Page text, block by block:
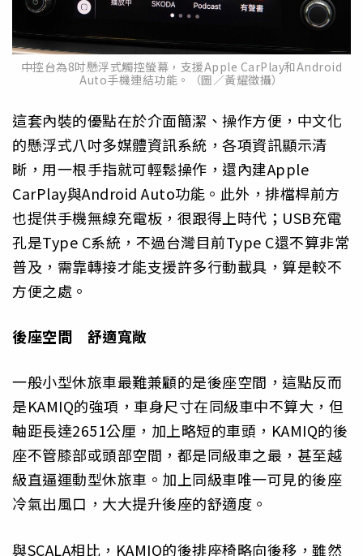
中控台為8吋懸浮式觸控螢幕，支援Apple CarPlay和Android
Auto手機連結功能。（圖／黃耀徵攝）
這套內裝的優點在於介面簡潔、操作方便，中文化
的懸浮式八吋多媒體資訊系統，各項資訊顯示清
晰，用一根手指就可輕鬆操作，還內建Apple
CarPlay與Android Auto功能。此外，排檔桿前方
也提供手機無線充電板，很跟得上時代；USB充電
孔是Type C系統，不過台灣目前Type C還不算非常
普及，需靠轉接才能支援許多行動載具，算是較不
方便之處。
後座空間 舒適寬敞
一般小型休旅車最難兼顧的是後座空間，這點反而
是KAMIQ的強項，車身尺寸在同級車中不算大，但
軸距長達2651公厘，加上略短的車頭，KAMIQ的後
座不管膝部或頭部空間，都是同級車之最，甚至越
級直逼運動型休旅車。加上同級車唯一可見的後座
冷氣出風口，大大提升後座的舒適度。
與SCALA相比，KAMIQ的後排座椅略向後移，雖然